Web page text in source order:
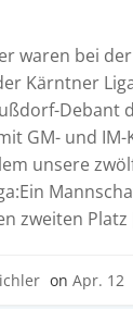
waren bei
Kärntner
Debant
GM- und
unsere
zweiten
on Apr. 12